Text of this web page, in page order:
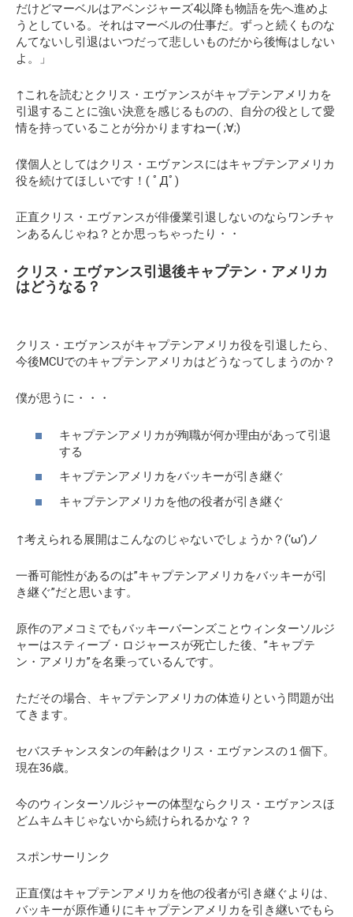
だけどマーベルはアベンジャーズ4以降も物語を先へ進めよ
うとしている。それはマーベルの仕事だ。ずっと続くものな
んてないし引退はいつだって悲しいものだから後悔はしない
よ。」
↑これを読むとクリス・エヴァンスがキャプテンアメリカを
引退することに強い決意を感じるものの、自分の役として愛
情を持っていることが分かりますねー( ;∀;)
僕個人としてはクリス・エヴァンスにはキャプテンアメリカ
役を続けてほしいです！( ﾟДﾟ)
正直クリス・エヴァンスが俳優業引退しないのならワンチャ
ンあるんじゃね？とか思っちゃったり・・
クリス・エヴァンス引退後キャプテン・アメリカ
はどうなる？
クリス・エヴァンスがキャプテンアメリカ役を引退したら、
今後MCUでのキャプテンアメリカはどうなってしまうのか？
僕が思うに・・・
キャプテンアメリカが殉職が何か理由があって引退
する
キャプテンアメリカをバッキーが引き継ぐ
キャプテンアメリカを他の役者が引き継ぐ
↑考えられる展開はこんなのじゃないでしょうか？(‘ω’)ノ
一番可能性があるのは”キャプテンアメリカをバッキーが引
き継ぐ”だと思います。
原作のアメコミでもバッキーバーンズことウィンターソルジ
ャーはスティーブ・ロジャースが死亡した後、”キャプテ
ン・アメリカ”を名乗っているんです。
ただその場合、キャプテンアメリカの体造りという問題が出
てきます。
セバスチャンスタンの年齢はクリス・エヴァンスの１個下。
現在36歳。
今のウィンターソルジャーの体型ならクリス・エヴァンスほ
どムキムキじゃないから続けられるかな？？
スポンサーリンク
正直僕はキャプテンアメリカを他の役者が引き継ぐよりは、
バッキーが原作通りにキャプテンアメリカを引き継いでもら